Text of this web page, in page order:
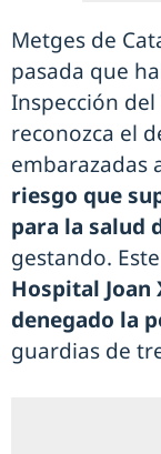
Metges de
pasada que
Inspección
reconozca el
embarazadas
riesgo que
para la salud
gestando.
Hospital Joan
denegado la
guardias de